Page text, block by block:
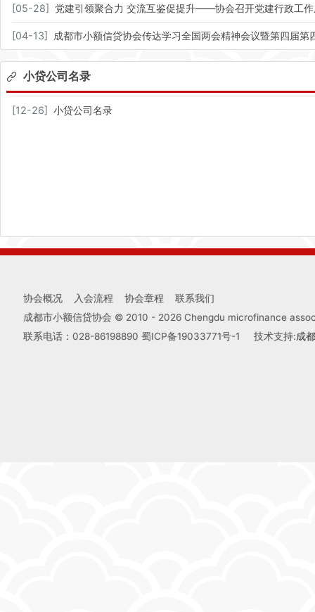
[05-28] 党建引领聚合力 交流互鉴促提升——协会召开党建行政工
[04-13] 成都市小额信贷协会传达学习全国两会精神会议暨第四届第
小贷公司名录
[12-26] 小贷公司名录
协会概况 入会流程 协会章程
联系我们
成都市小额信贷协会 © 2010 - 2026 Chengdu microfinance
联系电话：028-86198890 蜀ICP备19033771号-1 技术支持:成